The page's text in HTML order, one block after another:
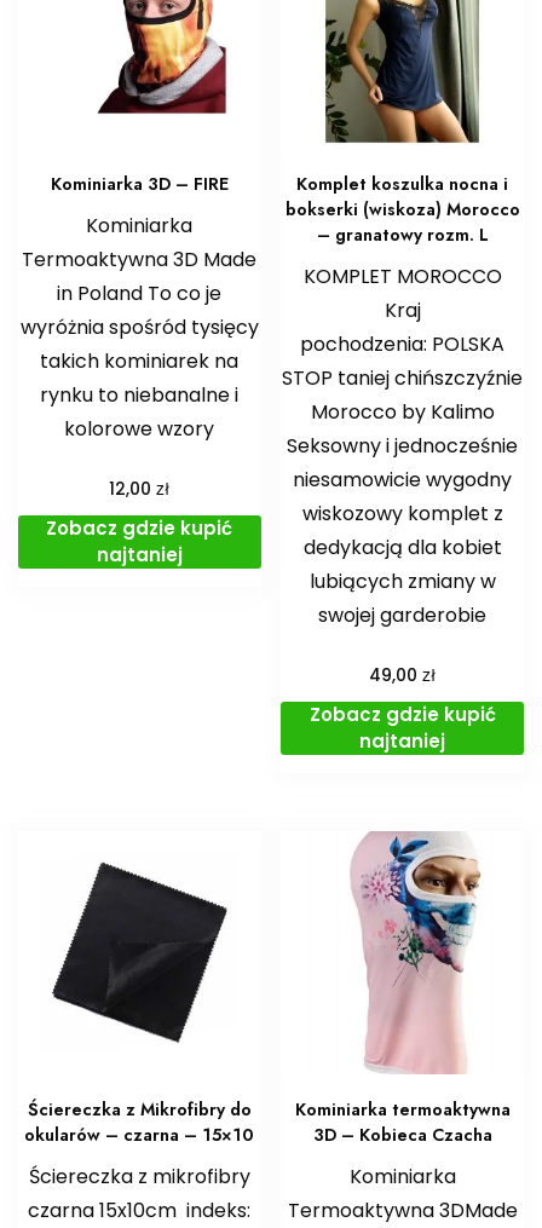
Kominiarka 3D – FIRE
Kominiarka
Termoaktywna 3D Made
in Poland To co je
wyróżnia spośród tysięcy
takich kominiarek na
rynku to niebanalne i
kolorowe wzory
12,00zł
Zobacz gdzie kupić
najtaniej
Komplet koszulka nocna i
bokserki (wiskoza) Morocco
– granatowy rozm. L
KOMPLET MOROCCO
Kraj
pochodzenia: POLSKA
STOP taniej chińszczyźnie
Morocco by Kalimo
Seksowny i jednocześnie
niesamowicie wygodny
wiskozowy komplet z
dedykacją dla kobiet
lubiących zmiany w
swojej garderobie
49,00zł
Zobacz gdzie kupić
najtaniej
Ściereczka z Mikrofibry do
okularów – czarna – 15×10
Ściereczka z mikrofibry
czarna 15x10cm indeks:
Kominiarka termoaktywna
3D – Kobieca Czacha
Kominiarka
Termoaktywna 3DMade